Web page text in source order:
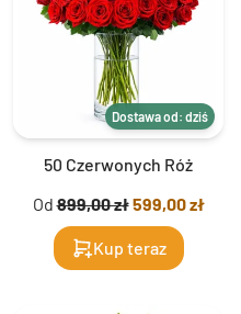
Dostawa od: dziś
50 Czerwonych Róż
Od899,00 zł599,00 zł
Kup teraz